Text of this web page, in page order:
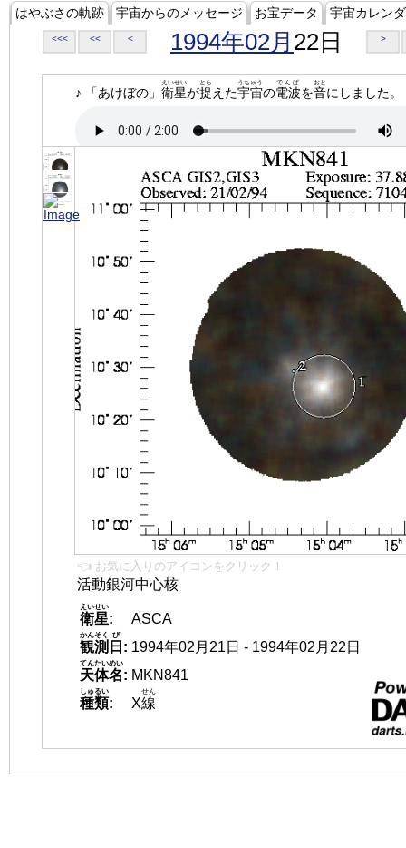
はやぶさの軌跡 宇宙からのメッセージ お宝データ 宇宙カレン
<<< << < 1994年02月 22日 >
♪ 「あけぼの」 衛星
えいせい
が捉
とら
えた宇宙
うちゅう
の電波
でんぱ
を音
おと
にしました。
👈 お気に入りのアイコンをクリック！
活動銀河中心核
衛星
えいせい
:
ASCA
観測
かんそく
日
び
: 1994年02月21日 - 1994年02月22日
天体名
てんたいめい
: MKN841
種類
しゅるい
: X線
せん